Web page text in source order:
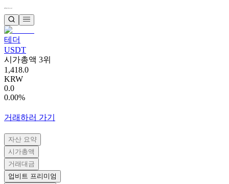
테더
USDT
시가총액 3위
1,418.0
KRW
0.0
0.00%
거래하러 가기
자산 요약
시가총액
거래대금
업비트 프리미엄